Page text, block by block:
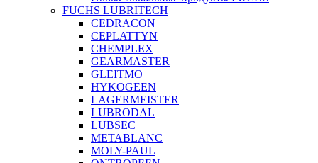
FUCHS LUBRITECH
CEDRACON
CEPLATTYN
CHEMPLEX
GEARMASTER
GLEITMO
HYKOGEEN
LAGERMEISTER
LUBRODAL
LUBSEC
METABLANC
MOLY-PAUL